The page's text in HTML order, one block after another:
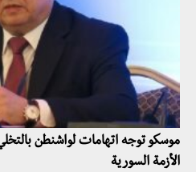
موسكو توجه اتهامات لواشنطن
الأزمة السورية